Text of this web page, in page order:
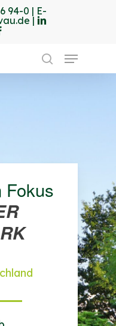
94-0 | E-
| linkedin
youtube
search
Menu
Fokus